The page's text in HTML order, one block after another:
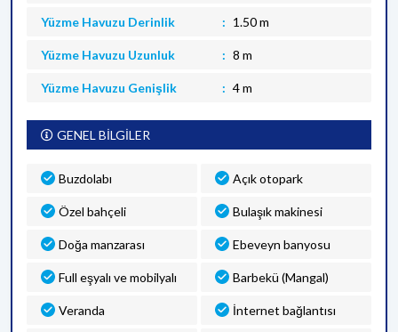
Yüzme Havuzu Derinlik 1.50 m
Yüzme Havuzu Uzunluk 8 m
Yüzme Havuzu Genişlik 4 m
GENEL BİLGİLER
Buzdolabı Açık otopark
Özel bahçeli Bulaşık makinesi
Doğa manzarası Ebeveyn banyosu
Full eşyalı ve mobilyalı Barbekü (Mangal)
Veranda İnternet bağlantısı